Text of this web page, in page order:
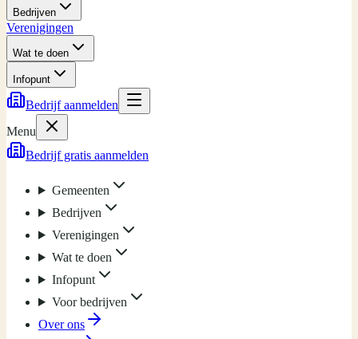
Bedrijven
Verenigingen
Wat te doen
Infopunt
Bedrijf aanmelden
Menu
Bedrijf gratis aanmelden
Gemeenten
Bedrijven
Verenigingen
Wat te doen
Infopunt
Voor bedrijven
Over ons